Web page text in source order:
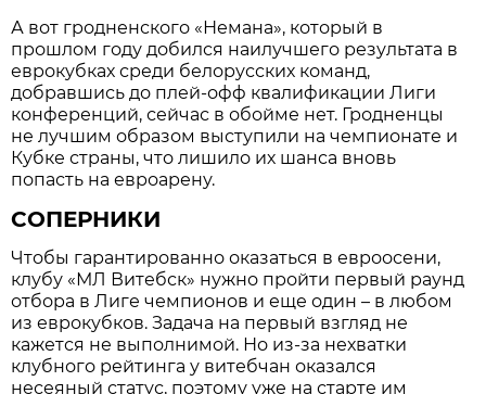
А вот гродненского «Немана», который в
прошлом году добился наилучшего результата в
еврокубках среди белорусских команд,
добравшись до плей-офф квалификации Лиги
конференций, сейчас в обойме нет. Гродненцы
не лучшим образом выступили на чемпионате и
Кубке страны, что лишило их шанса вновь
попасть на евроарену.
СОПЕРНИКИ
Чтобы гарантированно оказаться в евроосени,
клубу «МЛ Витебск» нужно пройти первый раунд
отбора в Лиге чемпионов и еще один – в любом
из еврокубков. Задача на первый взгляд не
кажется не выполнимой. Но из-за нехватки
клубного рейтинга у витебчан оказался
несеяный статус, поэтому уже на старте им